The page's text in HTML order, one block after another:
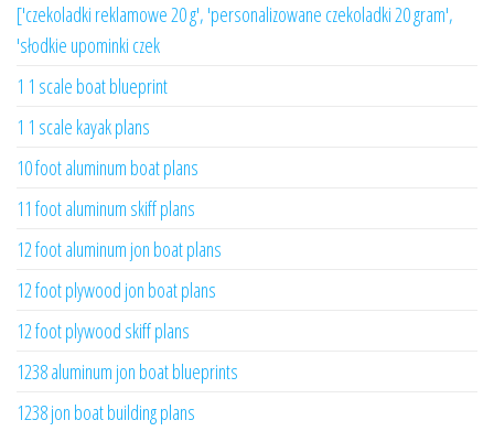
['czekoladki reklamowe 20 g', 'personalizowane czekoladki 20 gram',
'słodkie upominki czek
1 1 scale boat blueprint
1 1 scale kayak plans
10 foot aluminum boat plans
11 foot aluminum skiff plans
12 foot aluminum jon boat plans
12 foot plywood jon boat plans
12 foot plywood skiff plans
1238 aluminum jon boat blueprints
1238 jon boat building plans